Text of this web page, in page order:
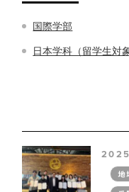
国際学部
日本学科（留学生対象
地